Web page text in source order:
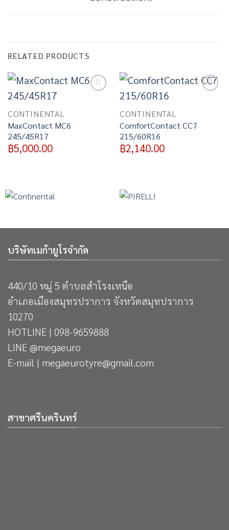
RELATED PRODUCTS
CONTINENTAL
MaxContact MC6
245/45R17
฿5,000.00
CONTINENTAL
ComfortContact CC7
215/60R16
฿2,140.00
บริษัทเมก้ายูโรจำกัด
440/10 หมู่ 5 ตำบลสำโรงเหนือ
อำเภอเมืองสมุทรปราการ จังหวัดสมุทปราการ
10270
HOTLINE | 098-9659888
LINE @megaeuro
E-mail | megaeurotyre@gmail.com
สาขาศรีนครินทร์